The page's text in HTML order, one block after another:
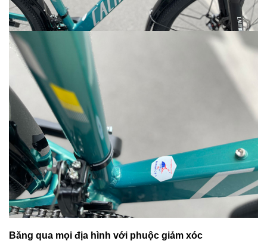
Băng qua mọi địa hình với phuộc giảm xóc